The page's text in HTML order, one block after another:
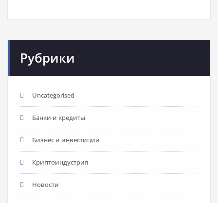
Рубрики
Uncategorised
Банки и кредиты
Бизнес и инвестиции
Криптоиндустрия
Новости